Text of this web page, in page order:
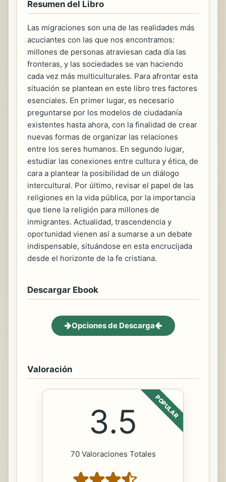
Resumen del Libro
Las migraciones son una de las realidades más
acuciantes con las que nos encontramos:
millones de personas atraviesan cada día las
fronteras, y las sociedades se van haciendo
cada vez más multiculturales. Para afrontar esta
situación se plantean en este libro tres factores
esenciales. En primer lugar, es necesario
preguntarse por los modelos de ciudadanía
existentes hasta ahora, con la finalidad de crear
nuevas formas de organizar las relaciones
entre los seres humanos. En segundo lugar,
estudiar las conexiones entre cultura y ética, de
cara a plantear la posibilidad de un diálogo
intercultural. Por último, revisar el papel de las
religiones en la vida pública, por la importancia
que tiene la religión para millones de
inmigrantes. Actualidad, trascendencia y
oportunidad vienen así a sumarse a un debate
indispensable, situándose en esta encrucijada
desde el horizonte de la fe cristiana.
Descargar Ebook
Opciones de Descarga
Valoración
POPULAR
3.5
70 Valoraciones Totales